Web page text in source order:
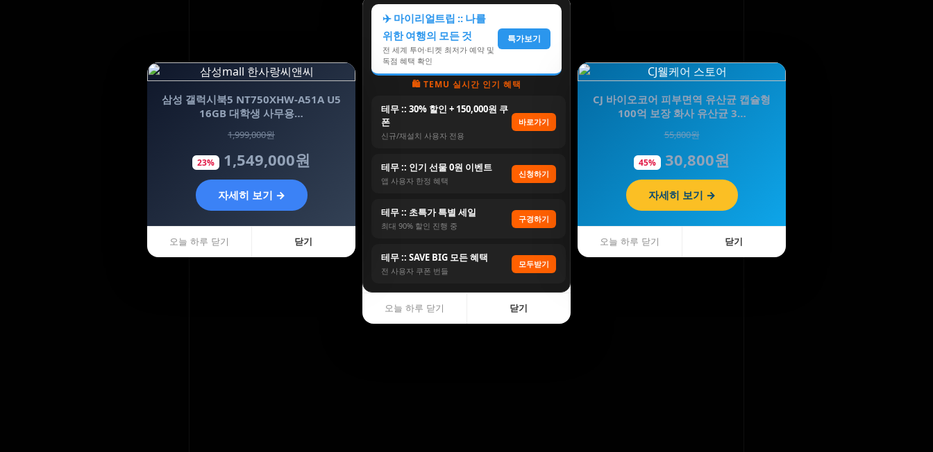
✈️ 마이리얼트립 :: 나를
위한 여행의 모든 것
전 세계 투어·티켓 최저가 예약 및
독점 혜택 확인
특가보기
🛍️ TEMU 실시간 인기 혜택
테무 :: 30% 할인 + 150,000원 쿠
폰
신규/재설치 사용자 전용
바로가기
테무 :: 인기 선물 0원 이벤트
앱 사용자 한정 혜택
신청하기
테무 :: 초특가 특별 세일
최대 90% 할인 진행 중
구경하기
테무 :: SAVE BIG 모든 혜택
전 사용자 쿠폰 번들
모두받기
오늘 하루 닫기 닫기
CJ 바이오코어 피부면역 유산균 캡슐형
100억 보장 화사 유산균 3…
55,800원
45% 30,800원
자세히 보기 →
오늘 하루 닫기 닫기
삼성 갤럭시북5 NT750XHW-A51A U5
16GB 대학생 사무용…
1,999,000원
23% 1,549,000원
자세히 보기 →
오늘 하루 닫기 닫기